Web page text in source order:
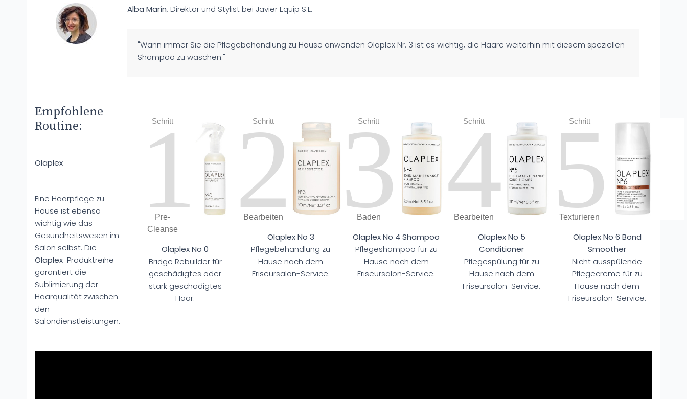
Alba Marín, Direktor und Stylist bei Javier Equip S.L.
"Wann immer Sie die Pflegebehandlung zu Hause anwenden Olaplex Nr. 3 ist es wichtig, die Haare weiterhin mit diesem speziellen
Shampoo zu waschen."
Empfohlene
Routine:
Olaplex
Eine Haarpflege zu
Hause ist ebenso
wichtig wie das
Gesundheitswesen im
Salon selbst. Die
Olaplex-Produktreihe
garantiert die
Sublimierung der
Haarqualität zwischen
den
Salondienstleistungen.
Schritt
1
Pre-
Cleanse
Olaplex No 0
Bridge Rebuilder für
geschädigtes oder
stark geschädigtes
Haar.
Schritt
2
Bearbeiten
Olaplex No 3
Pflegebehandlung zu
Hause nach dem
Friseursalon-Service.
Schritt
3
Baden
Olaplex No 4 Shampoo
Pflegeshampoo für zu
Hause nach dem
Friseursalon-Service.
Schritt
4
Bearbeiten
Olaplex No 5
Conditioner
Pflegespülung für zu
Hause nach dem
Friseursalon-Service.
Schritt
5
Texturieren
Olaplex No 6 Bond
Smoother
Nicht ausspülende
Pflegecreme für zu
Hause nach dem
Friseursalon-Service.